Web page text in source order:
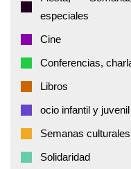
especiales
Cine
Conferencias,
Libros
ocio infantil y juvenil
Semanas culturales
Solidaridad